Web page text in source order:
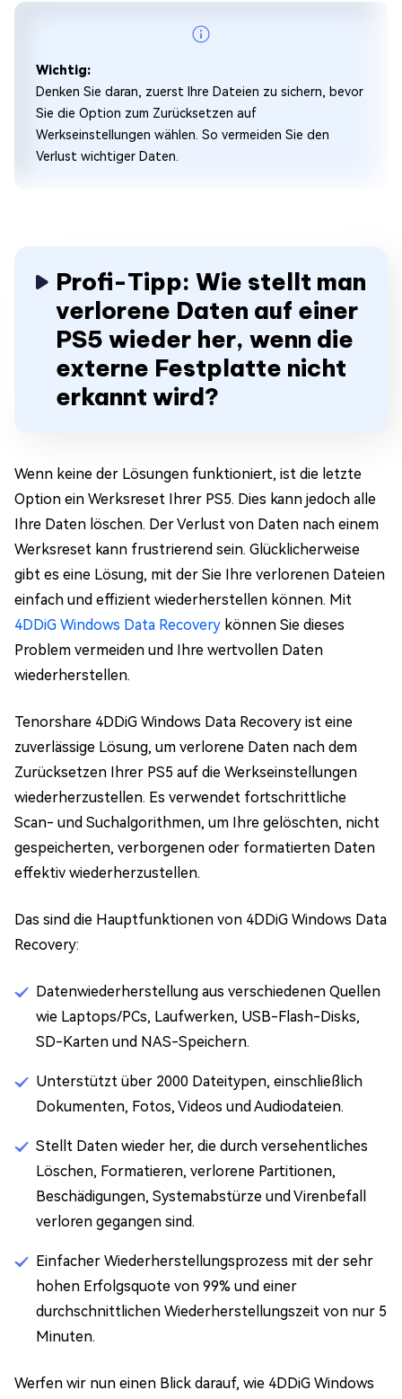
Wichtig:
Denken Sie daran, zuerst Ihre Dateien zu sichern, bevor
Sie die Option zum Zurücksetzen auf
Werkseinstellungen wählen. So vermeiden Sie den
Verlust wichtiger Daten.
Profi-Tipp: Wie stellt man
verlorene Daten auf einer
PS5 wieder her, wenn die
externe Festplatte nicht
erkannt wird?
Wenn keine der Lösungen funktioniert, ist die letzte
Option ein Werksreset Ihrer PS5. Dies kann jedoch alle
Ihre Daten löschen. Der Verlust von Daten nach einem
Werksreset kann frustrierend sein. Glücklicherweise
gibt es eine Lösung, mit der Sie Ihre verlorenen Dateien
einfach und effizient wiederherstellen können. Mit
4DDiG Windows Data Recovery können Sie dieses
Problem vermeiden und Ihre wertvollen Daten
wiederherstellen.
Tenorshare 4DDiG Windows Data Recovery ist eine
zuverlässige Lösung, um verlorene Daten nach dem
Zurücksetzen Ihrer PS5 auf die Werkseinstellungen
wiederherzustellen. Es verwendet fortschrittliche
Scan- und Suchalgorithmen, um Ihre gelöschten, nicht
gespeicherten, verborgenen oder formatierten Daten
effektiv wiederherzustellen.
Das sind die Hauptfunktionen von 4DDiG Windows Data
Recovery:
Datenwiederherstellung aus verschiedenen Quellen
wie Laptops/PCs, Laufwerken, USB-Flash-Disks,
SD-Karten und NAS-Speichern.
Unterstützt über 2000 Dateitypen, einschließlich
Dokumenten, Fotos, Videos und Audiodateien.
Stellt Daten wieder her, die durch versehentliches
Löschen, Formatieren, verlorene Partitionen,
Beschädigungen, Systemabstürze und Virenbefall
verloren gegangen sind.
Einfacher Wiederherstellungsprozess mit der sehr
hohen Erfolgsquote von 99% und einer
durchschnittlichen Wiederherstellungszeit von nur 5
Minuten.
Werfen wir nun einen Blick darauf, wie 4DDiG Windows